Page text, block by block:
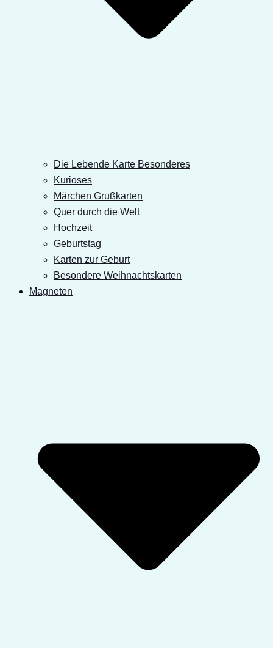
Die Lebende Karte Besonderes
Kurioses
Märchen Grußkarten
Quer durch die Welt
Hochzeit
Geburtstag
Karten zur Geburt
Besondere Weihnachtskarten
Magneten